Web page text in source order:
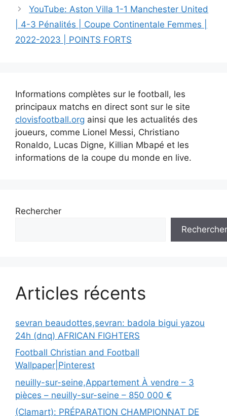
YouTube: Aston Villa 1-1 Manchester United
| 4-3 Pénalités | Coupe Continentale Femmes |
2022-2023 | POINTS FORTS
Informations complètes sur le football, les
principaux matchs en direct sont sur le site
clovisfootball.org ainsi que les actualités des
joueurs, comme Lionel Messi, Christiano
Ronaldo, Lucas Digne, Killian Mbapé et les
informations de la coupe du monde en live.
Rechercher
Rechercher
Articles récents
sevran beaudottes,sevran: badola bigui yazou
24h (dnq) AFRICAN FIGHTERS
Football Christian and Football
Wallpaper|Pinterest
neuilly-sur-seine,Appartement À vendre – 3
pièces – neuilly-sur-seine – 850 000 €
(Clamart): PRÉPARATION CHAMPIONNAT DE